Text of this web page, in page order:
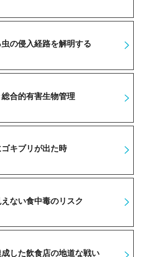
の侵入経路を解明する
合的有害生物管理
キブリが出た時
ない食中毒のリスク
した飲食店の地道な戦い